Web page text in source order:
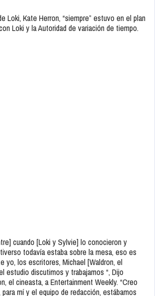
Loki, Kate Herron, “siempre” estuvo en el plan
Loki y la Autoridad de variación de tiempo.
cuando [Loki y Sylvie] lo conocieron y
todavía estaba sobre la mesa, eso es
yo, los escritores, Michael [Waldron, el
estudio discutimos y trabajamos “, Dijo
el cineasta, a Entertainment Weekly. “Creo
mí y el equipo de redacción, estábamos